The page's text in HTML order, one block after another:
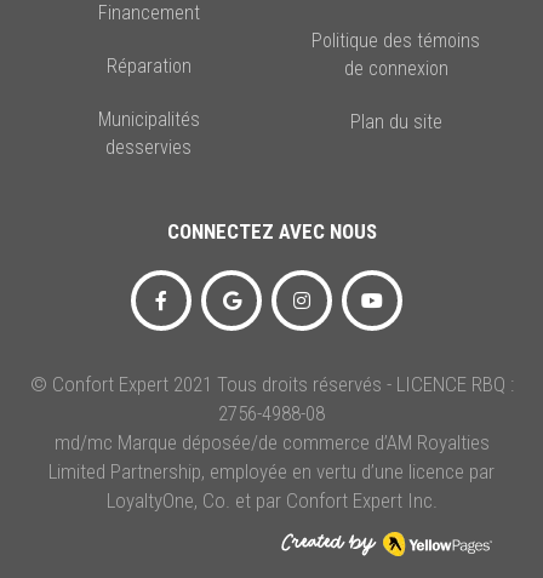
Financement
Réparation
Municipalités
desservies
Politique des témoins
de connexion
Plan du site
CONNECTEZ AVEC NOUS
© Confort Expert 2021 Tous droits réservés - LICENCE RBQ :
2756-4988-08
md/mc Marque déposée/de commerce d’AM Royalties
Limited Partnership, employée en vertu d’une licence par
LoyaltyOne, Co. et par Confort Expert Inc.